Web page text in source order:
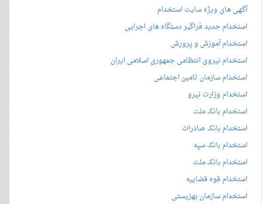
آگهی های ویژه سایت استخدام
استخدام جدید فراگیر دستگاه های اجرایی
استخدام آموزش و پرورش
استخدام نیروی انتظامی جمهوری اسلامی ایران
استخدام سازمان تامین اجتماعی
استخدام وزارت نیرو
استخدام بانک ملت
استخدام بانک صادرات
استخدام بانک سپه
استخدام بانک ملت
استخدام قوه قضاییه
استخدام سازمان بهزیستی